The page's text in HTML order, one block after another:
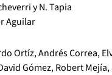
y N. Tapia
Aguilar
Ortíz, Andrés Correa,
Gómez, Robert Mejía,